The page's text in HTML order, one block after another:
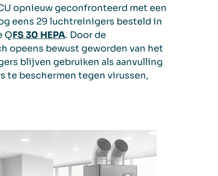
opnieuw geconfronteerd met een
eens 29 luchtreinigers besteld in
QFS 30 HEPA. Door de
opeens bewust geworden van het
blijven gebruiken als aanvulling
te beschermen tegen virussen,